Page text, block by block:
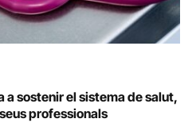
a sostenir el sistema de salut,
professionals